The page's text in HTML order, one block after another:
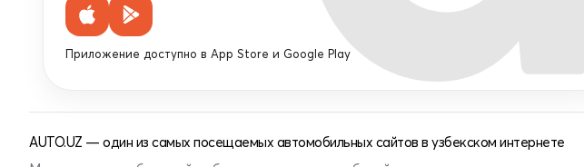
Приложение доступно в App Store и Google Play
AUTO.UZ — один из самых посещаемых автомобильных сайтов в узбекском интернете